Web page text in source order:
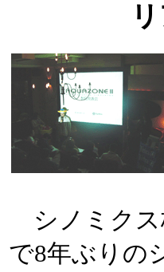
シノミクス
で8年ぶりの